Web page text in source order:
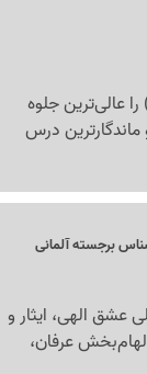
عالی‌ترین جلوه
درس
برجسته آلمانی
الهی، ایثار و
عرفان،